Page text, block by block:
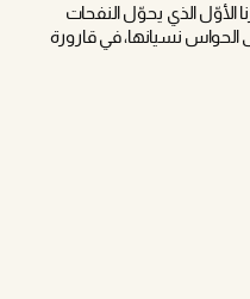
الأوّل الذي يحوّل النفحات
نسيانها، في قارورة